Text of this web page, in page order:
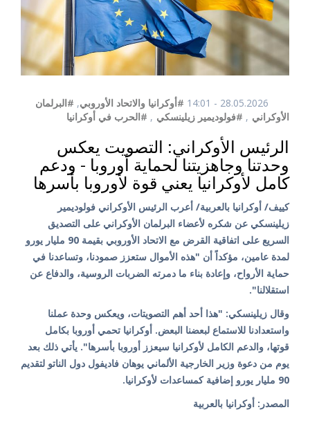
28.05.2026 - 14:01 #أوكرانيا والاتحاد الأوروبي, #البرلمان
الأوكراني , #فولوديمير زيلينسكي , #الحرب في أوكرانيا
الرئيس الأوكراني: التصويت يعكس
وحدتنا وجاهزيتنا لحماية أوروبا - ودعم
كامل لأوكرانيا يعني قوة لأوروبا بأسرها
كييف/ أوكرانيا بالعربية/ أعرب الرئيس الأوكراني فولوديمير
زيلينسكي عن شكره لأعضاء البرلمان الأوكراني على التصديق
السريع على اتفاقية القرض مع الاتحاد الأوروبي بقيمة 90 مليار يورو
لمدة عامين، مؤكداً أن "هذه الأموال ستعزز صمودنا، وتساعدنا في
حماية الأرواح، وإعادة بناء ما دمرته الضربات الروسية، والدفاع عن
استقلالنا".
وقال زيلينسكي: "هذا أحد أهم التصويتات، ويعكس وحدة عملنا
واستعدادنا للاستماع لبعضنا البعض. أوكرانيا تحمي أوروبا بكامل
قوتها، والدعم الكامل لأوكرانيا سيعزز أوروبا بأسرها". يأتي ذلك بعد
يوم من دعوة وزير الخارجية الألماني يوهان فاديفول دول الناتو لتقديم
90 مليار يورو إضافية كمساعدات لأوكرانيا.
المصدر: أوكرانيا بالعربية